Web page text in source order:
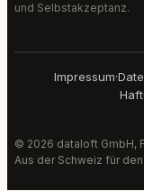
und Selbstakzeptanz.
Impressum·
© 2026 dataloft GmbH,
Aus der Schweiz für